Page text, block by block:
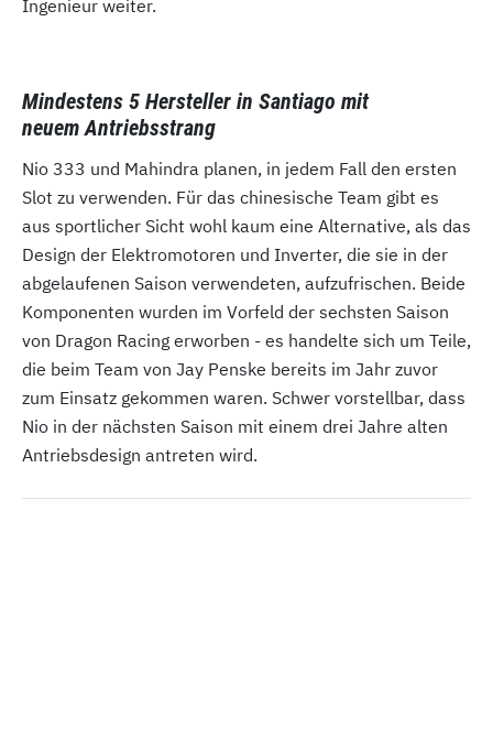
Ingenieur weiter.
Mindestens 5 Hersteller in Santiago mit
neuem Antriebsstrang
Nio 333 und Mahindra planen, in jedem Fall den ersten
Slot zu verwenden. Für das chinesische Team gibt es
aus sportlicher Sicht wohl kaum eine Alternative, als das
Design der Elektromotoren und Inverter, die sie in der
abgelaufenen Saison verwendeten, aufzufrischen. Beide
Komponenten wurden im Vorfeld der sechsten Saison
von Dragon Racing erworben - es handelte sich um Teile,
die beim Team von Jay Penske bereits im Jahr zuvor
zum Einsatz gekommen waren. Schwer vorstellbar, dass
Nio in der nächsten Saison mit einem drei Jahre alten
Antriebsdesign antreten wird.